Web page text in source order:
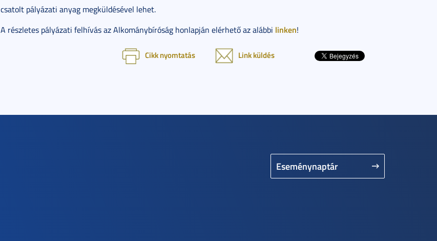
csatolt pályázati anyag megküldésével lehet.
A részletes pályázati felhívás az Alkománybíróság honlapján elérhető az alábbi linken!
Cikk nyomtatás Link küldés
Eseménynaptár